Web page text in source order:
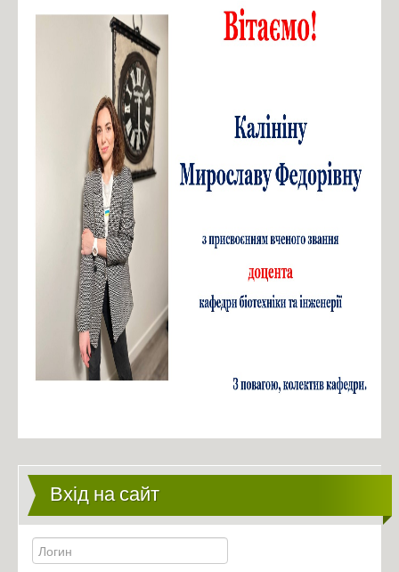
Зв'язатись з нами!
Вхід на сайт